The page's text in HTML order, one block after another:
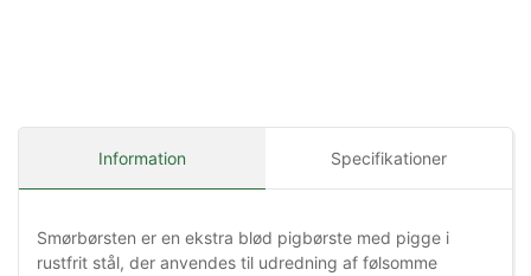
Information Specifikationer
Smørbørsten er en ekstra blød pigbørste med pigge i
rustfrit stål, der anvendes til udredning af følsomme